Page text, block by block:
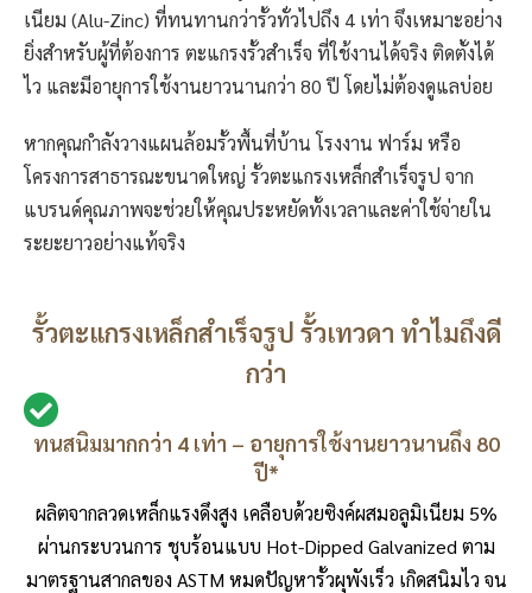
เนียม (Alu-Zinc) ที่ทนทานกว่ารั้วทั่วไปถึง 4 เท่า จึงเหมาะอย่าง
ยิ่งสำหรับผู้ที่ต้องการ ตะแกรงรั้วสำเร็จ ที่ใช้งานได้จริง ติดตั้งได้
ไว และมีอายุการใช้งานยาวนานกว่า 80 ปี โดยไม่ต้องดูแลบ่อย
หากคุณกำลังวางแผนล้อมรั้วพื้นที่บ้าน โรงงาน ฟาร์ม หรือ
โครงการสาธารณะขนาดใหญ่ รั้วตะแกรงเหล็กสำเร็จรูป จาก
แบรนด์คุณภาพจะช่วยให้คุณประหยัดทั้งเวลาและค่าใช้จ่ายใน
ระยะยาวอย่างแท้จริง
รั้วตะแกรงเหล็กสำเร็จรูป รั้วเทวดา ทำไมถึงดี
กว่า
ทนสนิมมากกว่า 4 เท่า – อายุการใช้งานยาวนานถึง 80
ปี*
ผลิตจากลวดเหล็กแรงดึงสูง เคลือบด้วยซิงค์ผสมอลูมิเนียม 5%
ผ่านกระบวนการ ชุบร้อนแบบ Hot-Dipped Galvanized ตาม
มาตรฐานสากลของ ASTM หมดปัญหารั้วผุพังเร็ว เกิดสนิมไว จน